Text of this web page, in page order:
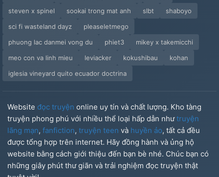
steven x spinel
sookai trong mat anh slbt
shaboyo
sci fi wasteland dayz
pleaseletmego
phuong lac danmei vong du
phiet3
mikey x takemicchi
meo con va linh mieu
leviacker kokushibau
kohan
iglesia vineyard quito ecuador doctrina
Website đọc truyện online uy tín và chất lượng. Kho tàng
truyện phong phú với nhiều thể loại hấp dẫn nhưtruyện
lãng mạn, fanfiction, truyện teen và huyền ảo, tất cả đều
được tổng hợp trên internet. Hãy đồng hành và ủng hộ
website bằng cách giới thiệu đến bạn bè nhé. Chúc bạn có
những giây phút thư giãn và trải nghiệm đọc truyện thật